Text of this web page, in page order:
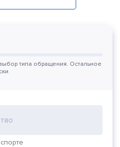
типа обращения. Остальное